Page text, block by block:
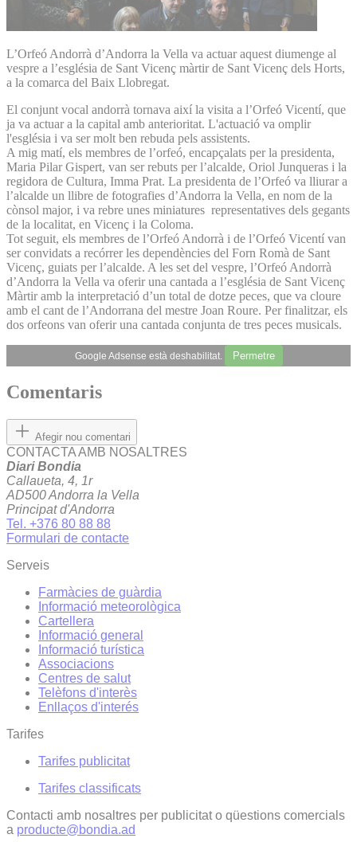
L’Orfeó Andorrà d’Andorra la Vella va actuar aquest diumenge al
vespre a l’església de Sant Vicenç màrtir de Sant Vicenç dels Horts,
a la comarca del Baix Llobregat.
El conjunt vocal andorrà tornava així la visita a l’Orfeó Vicentí, que
ja va actuar a la capital amb anterioritat. L'actuació va omplir
l'església i va ser molt ben rebuda pels assistents.
A mig matí, els membres de l’orfeó, encapçalats per la presidenta,
Maria Pilar Gispert, van ser rebuts per l’alcalde, Oriol Junqueras i la
regidora de Cultura, Imma Prat. La presidenta de l’Orfeó va lliurar a
l’alcalde un llibre de fotografies d’Andorra la Vella, en nom de la
cònsol major, i va rebre unes miniatures representatives dels gegants
de la localitat, en Vicenç i la Coloma.
Tot seguit, els membres de l’Orfeó Andorrà i de l’Orfeó Vicentí van
ser convidats a recórrer les dependències del Forn Romà de Sant
Vicenç, guiats per l’alcalde. A les set del vespre, l’Orfeó Andorrà
d’Andorra la Vella va oferir una cantada a l’església de Sant Vicenç
Màrtir amb la interpretació d’un total de dotze peces, que va cloure
amb el cant de l’Andorrana del mestre Joan Roure. Per finalitzar, els
dos orfeons van oferir una cantada conjunta de tres peces musicals.
Google Adsense està deshabilitat. Permetre
Comentaris
Afegir nou comentari
CONTACTA AMB NOSALTRES
Diari Bondia
Callaueta, 4, 1r
AD500 Andorra la Vella
Principat d'Andorra
Tel. +376 80 88 88
Formulari de contacte
Serveis
Farmàcies de guàrdia
Informació meteorològica
Cartellera
Informació general
Informació turística
Associacions
Centres de salut
Telèfons d'interès
Enllaços d'interés
Tarifes
Tarifes publicitat
Tarifes classificats
Contacti amb nosaltres per publicitat o qüestions comercials
a producte@bondia.ad